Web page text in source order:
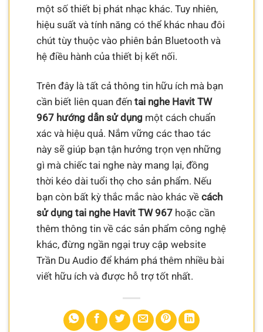
một số thiết bị phát nhạc khác. Tuy nhiên,
hiệu suất và tính năng có thể khác nhau đôi
chút tùy thuộc vào phiên bản Bluetooth và
hệ điều hành của thiết bị kết nối.
Trên đây là tất cả thông tin hữu ích mà bạn
cần biết liên quan đếntai nghe Havit TW
967 hướng dẫn sử dụng một cách chuẩn
xác và hiệu quả. Nắm vững các thao tác
này sẽ giúp bạn tận hưởng trọn vẹn những
gì mà chiếc tai nghe này mang lại, đồng
thời kéo dài tuổi thọ cho sản phẩm. Nếu
bạn còn bất kỳ thắc mắc nào khác vềcách
sử dụng tai nghe Havit TW 967 hoặc cần
thêm thông tin về các sản phẩm công nghệ
khác, đừng ngần ngại truy cập website
Trần Du Audio để khám phá thêm nhiều bài
viết hữu ích và được hỗ trợ tốt nhất.